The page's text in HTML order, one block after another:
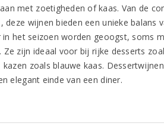
met zoetigheden of kaas. Van de
deze wijnen bieden een unieke balans
in het seizoen worden geoogst, soms
Ze zijn ideaal voor bij rijke desserts
kazen zoals blauwe kaas.
elegant einde van een diner.